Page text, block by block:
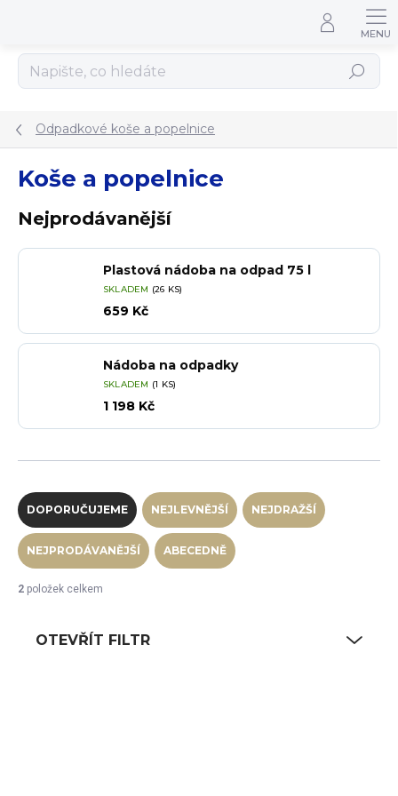
Hledat
Odpadkové koše a popelnice
Koše a popelnice
Nejprodávanější
Plastová nádoba na odpad 75 l
SKLADEM (26 KS)
659 Kč
Nádoba na odpadky
SKLADEM (1 KS)
1 198 Kč
Řazení produktů
DOPORUČUJEME NEJLEVNĚJŠÍ NEJDRAŽŠÍ
NEJPRODÁVANĚJŠÍ ABECEDNĚ
2 položek celkem
OTEVŘÍT FILTR